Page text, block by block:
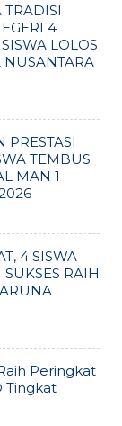
TRADISI
4
LOLOS
NUSANTARA
PRESTASI
TEMBUS
MAN 1
4 SISWA
RAIH
Peringkat
Tingkat